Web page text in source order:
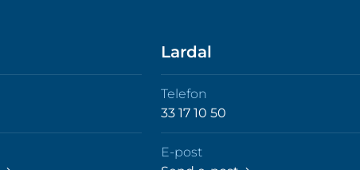
Lardal
Telefon
33 17 10 50
E-post